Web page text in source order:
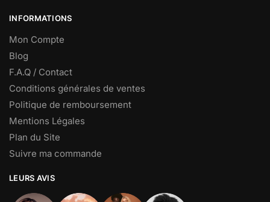
INFORMATIONS
Mon Compte
Blog
F.A.Q / Contact
Conditions générales de ventes
Politique de remboursement
Mentions Légales
Plan du Site
Suivre ma commande
LEURS AVIS